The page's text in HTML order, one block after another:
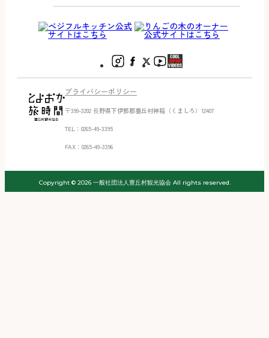
プライバシーポリシー
〒399-3202 ⻑野県下伊那郡豊丘村神稲（くましろ）12407
TEL：0265-49-3395
FAX：0265-49-3396
Copyright © 2026 一般社団法人豊丘村観光協会 All rights reserved.